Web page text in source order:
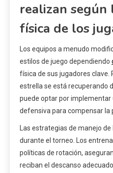
realizan según
física de los
Los equipos a menudo
estilos de juego dependiendo
física de sus jugadores clave.
estrella se está recuperando
puede optar por
defensiva para compensar la
Las estrategias de manejo
durante el torneo. Los
políticas de rotación,
reciban el descanso